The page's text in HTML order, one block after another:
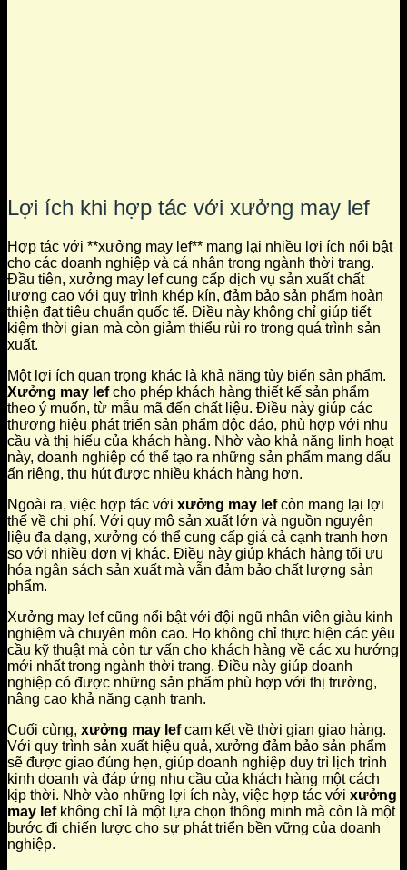
Lợi ích khi hợp tác với xưởng may lef
Hợp tác với **xưởng may lef** mang lại nhiều lợi ích nổi bật
cho các doanh nghiệp và cá nhân trong ngành thời trang.
Đầu tiên, xưởng may lef cung cấp dịch vụ sản xuất chất
lượng cao với quy trình khép kín, đảm bảo sản phẩm hoàn
thiện đạt tiêu chuẩn quốc tế. Điều này không chỉ giúp tiết
kiệm thời gian mà còn giảm thiểu rủi ro trong quá trình sản
xuất.
Một lợi ích quan trọng khác là khả năng tùy biến sản phẩm.
Xưởng may lefcho phép khách hàng thiết kế sản phẩm
theo ý muốn, từ mẫu mã đến chất liệu. Điều này giúp các
thương hiệu phát triển sản phẩm độc đáo, phù hợp với nhu
cầu và thị hiếu của khách hàng. Nhờ vào khả năng linh hoạt
này, doanh nghiệp có thể tạo ra những sản phẩm mang dấu
ấn riêng, thu hút được nhiều khách hàng hơn.
Ngoài ra, việc hợp tác với xưởng may lefcòn mang lại lợi
thế về chi phí. Với quy mô sản xuất lớn và nguồn nguyên
liệu đa dạng, xưởng có thể cung cấp giá cả cạnh tranh hơn
so với nhiều đơn vị khác. Điều này giúp khách hàng tối ưu
hóa ngân sách sản xuất mà vẫn đảm bảo chất lượng sản
phẩm.
Xưởng may lef cũng nổi bật với đội ngũ nhân viên giàu kinh
nghiệm và chuyên môn cao. Họ không chỉ thực hiện các yêu
cầu kỹ thuật mà còn tư vấn cho khách hàng về các xu hướng
mới nhất trong ngành thời trang. Điều này giúp doanh
nghiệp có được những sản phẩm phù hợp với thị trường,
nâng cao khả năng cạnh tranh.
Cuối cùng, xưởng may lefcam kết về thời gian giao hàng.
Với quy trình sản xuất hiệu quả, xưởng đảm bảo sản phẩm
sẽ được giao đúng hẹn, giúp doanh nghiệp duy trì lịch trình
kinh doanh và đáp ứng nhu cầu của khách hàng một cách
kịp thời. Nhờ vào những lợi ích này, việc hợp tác với xưởng
may lefkhông chỉ là một lựa chọn thông minh mà còn là một
bước đi chiến lược cho sự phát triển bền vững của doanh
nghiệp.